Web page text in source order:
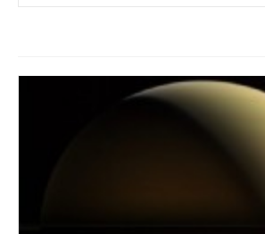
εικόνες της ατμόσφαιρας του